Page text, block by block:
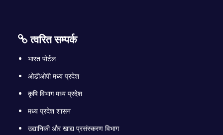
त्वरित सम्पर्क
भारत पोर्टल
ओडीओपी मध्य प्रदेश
कृषि विभाग मध्य प्रदेश
मध्य प्रदेश शासन
उद्यानिकी और खाद्य प्रसंस्करण विभाग